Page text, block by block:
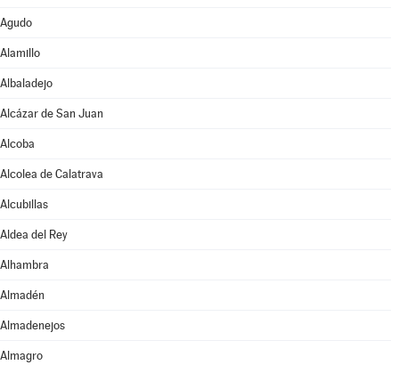
Agudo
Alamillo
Albaladejo
Alcázar de San Juan
Alcoba
Alcolea de Calatrava
Alcubillas
Aldea del Rey
Alhambra
Almadén
Almadenejos
Almagro